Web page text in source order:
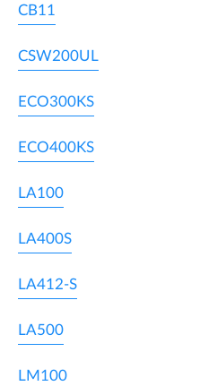
CB11
CSW200UL
ECO300KS
ECO400KS
LA100
LA400S
LA412-S
LA500
LM100